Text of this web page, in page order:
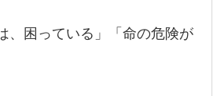
、困っている」「命の危険が